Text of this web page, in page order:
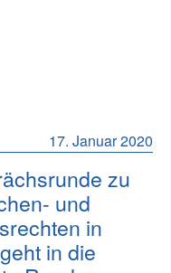
17. Januar 2020
zu
und
in
in die